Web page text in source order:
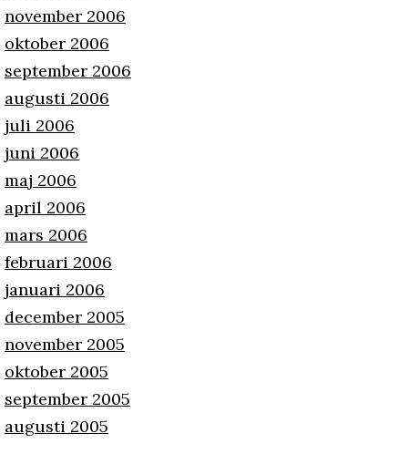
november 2006
oktober 2006
september 2006
augusti 2006
juli 2006
juni 2006
maj 2006
april 2006
mars 2006
februari 2006
januari 2006
december 2005
november 2005
oktober 2005
september 2005
augusti 2005